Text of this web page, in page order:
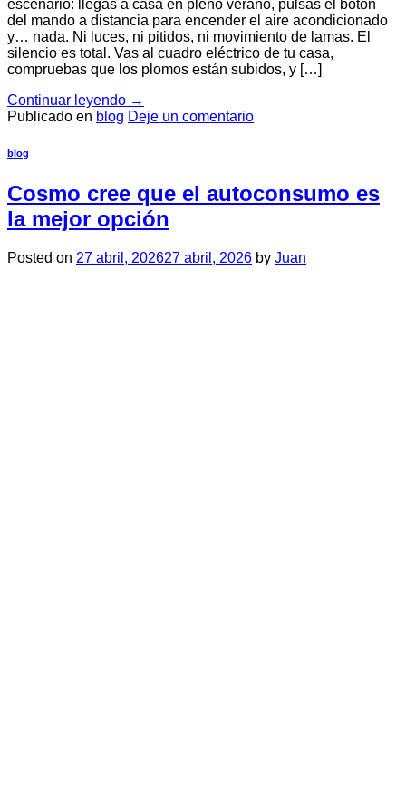
escenario: llegas a casa en pleno verano, pulsas el botón
del mando a distancia para encender el aire acondicionado
y… nada. Ni luces, ni pitidos, ni movimiento de lamas. El
silencio es total. Vas al cuadro eléctrico de tu casa,
compruebas que los plomos están subidos, y […]
Continuar leyendo →
Publicado en blog Deje un comentario
blog
Cosmo cree que el autoconsumo es
la mejor opción
Posted on 27 abril, 202627 abril, 2026 by Juan